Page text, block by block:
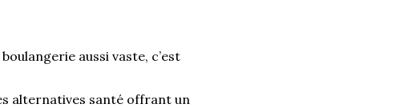
aussi vaste, c’est
alternatives santé offrant un